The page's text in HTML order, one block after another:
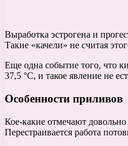
Выработка эстрогена и
Такие «качели» не считая
Еще одна событие того, что
37,5 °С, и такое явление не
Особенности приливов
Кое-какие отмечают
Перестраивается работа